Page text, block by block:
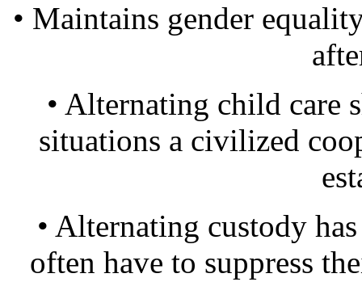
• Maintains gender
• Alternating child care
situations a civilized
• Alternating custody
often have to suppress